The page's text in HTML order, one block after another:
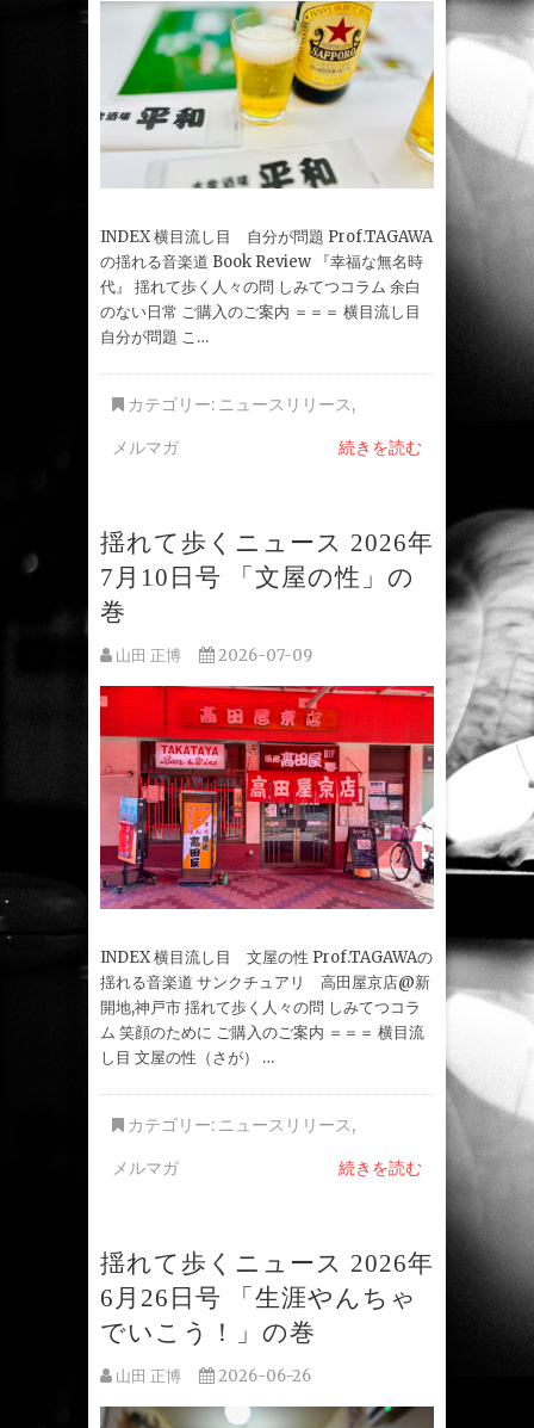
INDEX 横目流し目 自分が問題 Prof.TAGAWA
の揺れる音楽道 Book Review 『幸福な無名時
代』 揺れて歩く人々の問 しみてつコラム 余白
のない日常 ご購入のご案内 ＝＝＝ 横目流し目
自分が問題 こ…
カテゴリー: ニュースリリース,
メルマガ
続きを読む
揺れて歩くニュース 2026年
7月10日号 「文屋の性」の
巻
山田 正博 2026-07-09
INDEX 横目流し目 文屋の性 Prof.TAGAWAの
揺れる音楽道 サンクチュアリ 高田屋京店@新
開地,神戸市 揺れて歩く人々の問 しみてつコラ
ム 笑顔のために ご購入のご案内 ＝＝＝ 横目流
し目 文屋の性（さが） …
カテゴリー: ニュースリリース,
メルマガ
続きを読む
揺れて歩くニュース 2026年
6月26日号 「生涯やんちゃ
でいこう！」の巻
山田 正博 2026-06-26